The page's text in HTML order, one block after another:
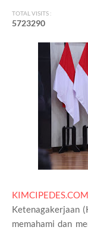
TOTAL VISITS :
5723290
KIMCIPEDES.COM
Ketenagakerjaan
memahami dan